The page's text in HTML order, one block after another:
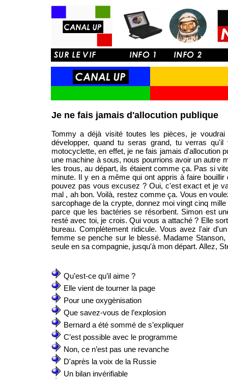
Je ne fais jamais d'allocution publique
Tommy a déjà visité toutes les pièces, je
développer, quand tu seras grand, tu verras
motocyclette, en effet, je ne fais jamais d'allocution
une machine à sous, nous pourrions avoir un autre
les trous, au départ, ils étaient comme ça. Pas si
minute. Il y en a même qui ont appris à faire
pouvez pas vous excusez ? Oui, c'est exact et je
mal , ah bon. Voilà, restez comme ça. Vous en
sarcophage de la crypte, donnez moi vingt cinq
parce que les bactéries se résorbent. Simon est
resté avec toi, je crois. Qui vous a attaché ? Elle
bureau. Complètement ridicule. Vous avez l'air
femme se penche sur le blessé. Madame
seule en sa compagnie, jusqu'à mon départ. Allez,
Qu’est-ce qu’il aime ?
Elle vient de tourner la page
Pour une oxygènisation
Que savez-vous de l’explosion
Bernard a été sommé de s’expliquer
C’est possible avec le programme
Non, ce n’est pas une revanche
D'après la voix de la Russie
Un bilan invérifiable